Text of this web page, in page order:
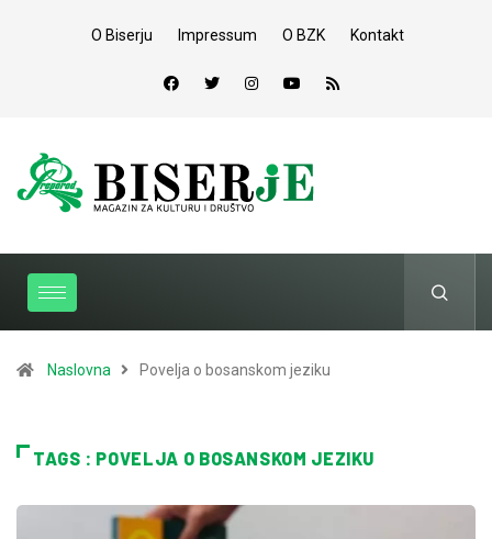
O Biserju Impressum O BZK Kontakt
Naslovna Povelja o bosanskom jeziku
TAGS : POVELJA O BOSANSKOM JEZIKU